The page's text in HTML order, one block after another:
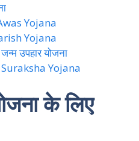
Yojana
Yojana
उपहार योजना
Yojana
के लिए